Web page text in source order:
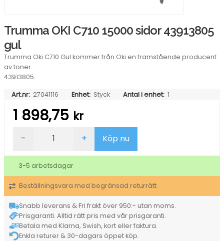
Trumma OKI C710 15000 sidor 43913805
gul
Trumma Oki C710 Gul kommer från Oki en framstående producent
av toner.
43913805.
Art.nr: 27041116 Enhet: Styck Antal i enhet: 1
1 898,75 kr
OKI
15000
sidor
43913805
gul
mängd
- + Köp nu
3-5 arbetsdagar
Beställningsvara med begränsad returrätt
Snabb leverans & Fri frakt över 950:- utan moms.
Prisgaranti. Alltid rätt pris med vår prisgaranti.
Betala med Klarna, Swish, kort eller faktura.
Enkla returer & 30-dagars öppet köp.